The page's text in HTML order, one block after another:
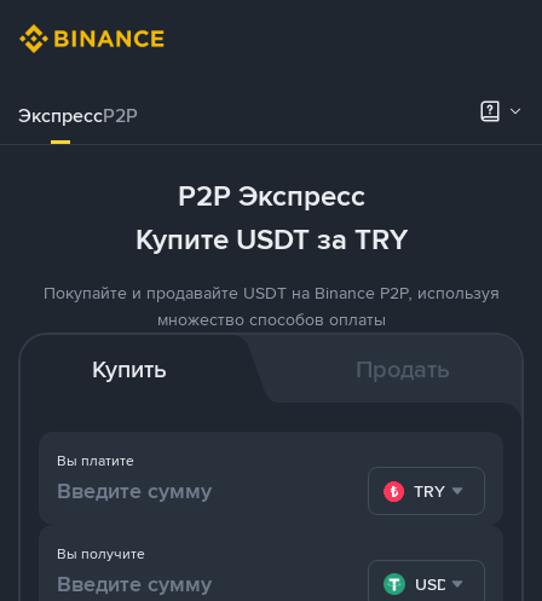
ЭкспрессP2P
P2P Экспресс
Купите USDT за TRY
Покупайте и продавайте USDT на Binance P2P, используя
множество способов оплаты
Купить Продать
Вы платите
TRY
Вы получите
USDT